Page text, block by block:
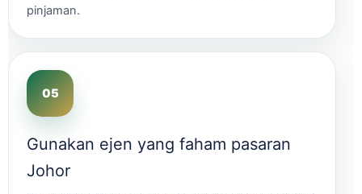
pinjaman.
Gunakan ejen yang faham pasaran
Johor